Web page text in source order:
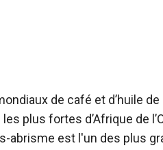
de café et d’huile de
plus fortes d’Afrique de
abrisme est l'un des plus